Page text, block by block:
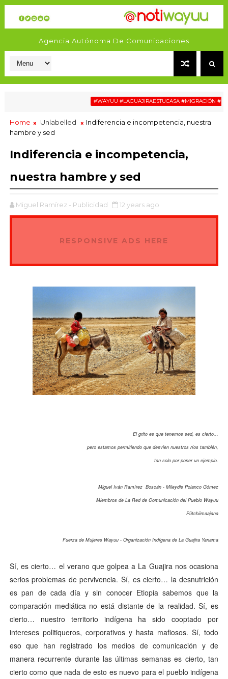
Agencia Autónoma De Comunicaciones
#WAYUU #LAGUAJIRAESTUCASA #MIGRACIÓN
Home Unlabelled
Indiferencia e incompetencia, nuestra
hambre y sed
Indiferencia e incompetencia,
nuestra hambre y sed
Miguel Ramírez - Publicidad 12 years ago
RESPONSIVE ADS HERE
El grito es que tenemos sed, es cierto...
pero estamos permitiendo que desvien nuestros ríos también,
tan solo por poner un ejemplo.
Miguel Iván Ramírez Boscán - Mileydis Polanco Gómez
Miembros de La Red de Comunicación del Pueblo Wayuu
Pütchiimaajana
Fuerza de Mujeres Wayuu - Organización Indígena de La Guajira Yanama
Sí, es cierto… el verano que golpea a La Guajira nos ocasiona
serios problemas de pervivencia. Sí, es cierto… la desnutrición
es pan de cada día y sin conocer Etiopia sabemos que la
comparación mediática no está distante de la realidad. Sí, es
cierto… nuestro territorio indígena ha sido cooptado por
intereses politiqueros, corporativos y hasta mafiosos. Sí, todo
eso que han registrado los medios de comunicación y de
manera recurrente durante las últimas semanas es cierto, tan
cierto como que nada de esto es nuevo para el pueblo indígena